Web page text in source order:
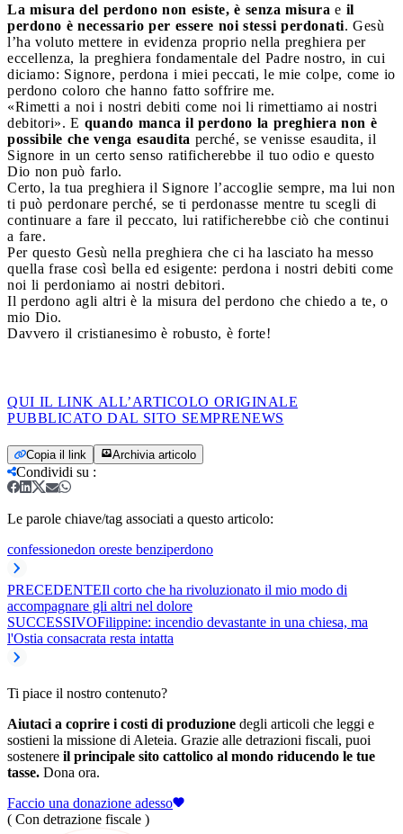
La misura del perdono non esiste, è senza misura e il
perdono è necessario per essere noi stessi perdonati. Gesù
l’ha voluto mettere in evidenza proprio nella preghiera per
eccellenza, la preghiera fondamentale del Padre nostro, in cui
diciamo: Signore, perdona i miei peccati, le mie colpe, come io
perdono coloro che hanno fatto soffrire me.
«Rimetti a noi i nostri debiti come noi li rimettiamo ai nostri
debitori». E quando manca il perdono la preghiera non è
possibile che venga esaudita perché, se venisse esaudita, il
Signore in un certo senso ratificherebbe il tuo odio e questo
Dio non può farlo.
Certo, la tua preghiera il Signore l’accoglie sempre, ma lui non
ti può perdonare perché, se ti perdonasse mentre tu scegli di
continuare a fare il peccato, lui ratificherebbe ciò che continui
a fare.
Per questo Gesù nella preghiera che ci ha lasciato ha messo
quella frase così bella ed esigente: perdona i nostri debiti come
noi li perdoniamo ai nostri debitori.
Il perdono agli altri è la misura del perdono che chiedo a te, o
mio Dio.
Davvero il cristianesimo è robusto, è forte!
QUI IL LINK ALL’ARTICOLO ORIGINALE
PUBBLICATO DAL SITO SEMPRENEWS
Copia il link Archivia articolo
Condividi su :
Le parole chiave/tag associati a questo articolo:
confessionedon oreste benziperdono
PRECEDENTEIl corto che ha rivoluzionato il mio modo di
accompagnare gli altri nel dolore
SUCCESSIVOFilippine: incendio devastante in una chiesa, ma
l'Ostia consacrata resta intatta
Ti piace il nostro contenuto?
Aiutaci a coprire i costi di produzione degli articoli che leggi e
sostieni la missione di Aleteia. Grazie alle detrazioni fiscali, puoi
sostenere il principale sito cattolico al mondo riducendo le tue
tasse. Dona ora.
Faccio una donazione adesso
( Con detrazione fiscale )